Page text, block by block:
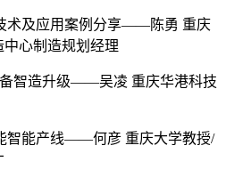
术及应用案例分享——陈勇 重庆
心制造规划经理
智造升级——吴凌 重庆华港科技
智能产线——何彦 重庆大学教授/